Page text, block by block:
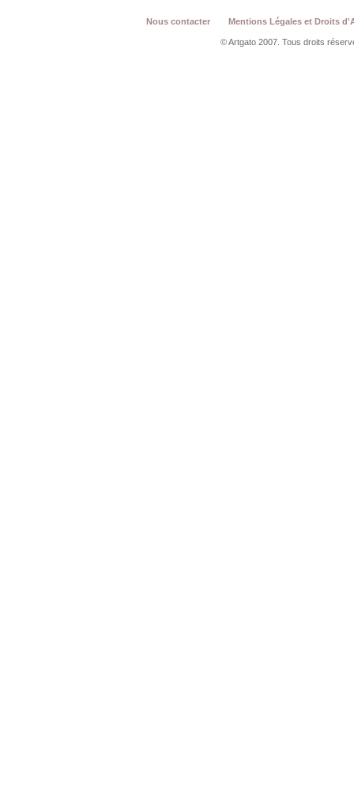
Nous contacter Mentions Légales et Droits
© Artgato 2007. Tous droits